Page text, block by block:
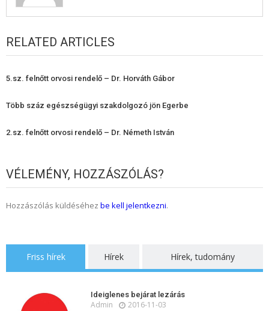
RELATED ARTICLES
5.sz. felnőtt orvosi rendelő – Dr. Horváth Gábor
Több száz egészségügyi szakdolgozó jön Egerbe
2.sz. felnőtt orvosi rendelő – Dr. Németh István
VÉLEMÉNY, HOZZÁSZÓLÁS?
Hozzászólás küldéséhez be kell jelentkezni.
Friss hírek Hírek Hírek, tudomány
Ideiglenes bejárat lezárás
Admin 2016-11-03